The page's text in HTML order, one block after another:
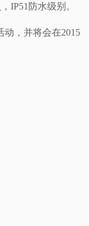
IP51防水级别。
动，并将会在2015